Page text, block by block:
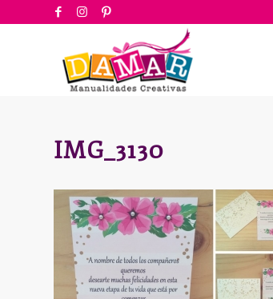
IMG_3130